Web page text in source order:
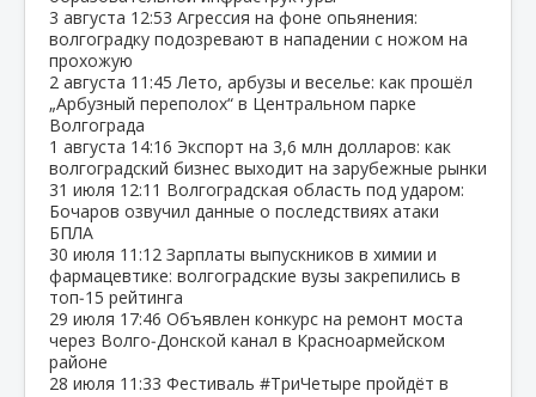
3 августа 12:53 Агрессия на фоне опьянения:
волгоградку подозревают в нападении с ножом на
прохожую
2 августа 11:45 Лето, арбузы и веселье: как прошёл
„Арбузный переполох“ в Центральном парке
Волгограда
1 августа 14:16 Экспорт на 3,6 млн долларов: как
волгоградский бизнес выходит на зарубежные рынки
31 июля 12:11 Волгоградская область под ударом:
Бочаров озвучил данные о последствиях атаки
БПЛА
30 июля 11:12 Зарплаты выпускников в химии и
фармацевтике: волгоградские вузы закрепились в
топ‑15 рейтинга
29 июля 17:46 Объявлен конкурс на ремонт моста
через Волго‑Донской канал в Красноармейском
районе
28 июля 11:33 Фестиваль #ТриЧетыре пройдёт в